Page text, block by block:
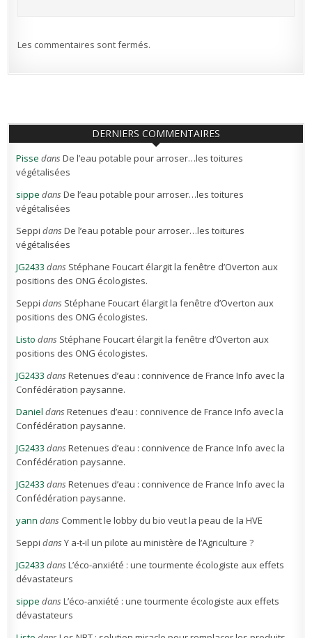
Les commentaires sont fermés.
DERNIERS COMMENTAIRES
Pisse dansDe l’eau potable pour arroser…les toitures
végétalisées
sippe dansDe l’eau potable pour arroser…les toitures
végétalisées
Seppi dansDe l’eau potable pour arroser…les toitures
végétalisées
JG2433 dans Stéphane Foucart élargit la fenêtre d’Overton aux
positions des ONG écologistes.
Seppi dans Stéphane Foucart élargit la fenêtre d’Overton aux
positions des ONG écologistes.
Listo dans Stéphane Foucart élargit la fenêtre d’Overton aux
positions des ONG écologistes.
JG2433 dansRetenues d’eau : connivence de France Info avec la
Confédération paysanne.
Daniel dansRetenues d’eau : connivence de France Info avec la
Confédération paysanne.
JG2433 dansRetenues d’eau : connivence de France Info avec la
Confédération paysanne.
JG2433 dansRetenues d’eau : connivence de France Info avec la
Confédération paysanne.
yann dans Comment le lobby du bio veut la peau de la HVE
Seppi dansY a-t-il un pilote au ministère de l’Agriculture ?
JG2433 dansL’éco-anxiété : une tourmente écologiste aux effets
dévastateurs
sippe dansL’éco-anxiété : une tourmente écologiste aux effets
dévastateurs